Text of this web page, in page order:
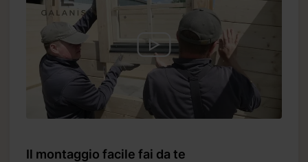
Il montaggio facile fai da te